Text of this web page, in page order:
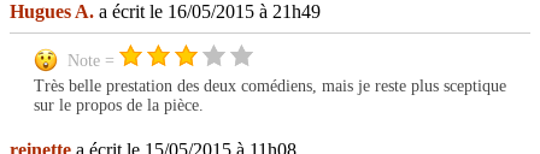
Hugues A. a écrit le 16/05/2015 à 21h49
Note =
Très belle prestation des deux comédiens, mais je reste plus sceptique
sur le propos de la pièce.